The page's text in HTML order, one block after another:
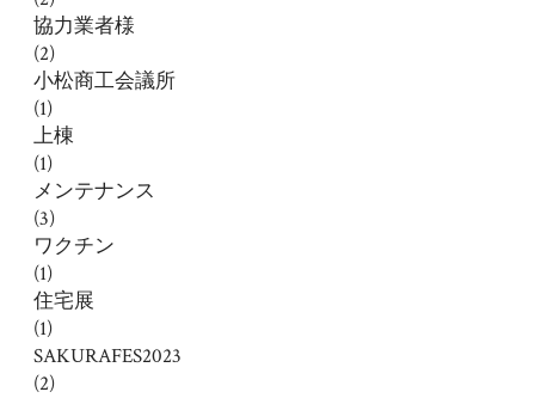
協力業者様
(2)
小松商工会議所
(1)
上棟
(1)
メンテナンス
(3)
ワクチン
(1)
住宅展
(1)
SAKURAFES2023
(2)